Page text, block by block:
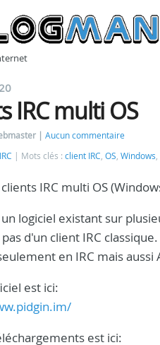
IRC multi OS
Aucun commentaire
IRC Mots clés : client IRC, OS, Windows,
IRC multi OS
logiciel existant sur
pas d'un client IRC
en IRC mais aussi
est ici:
est ici: